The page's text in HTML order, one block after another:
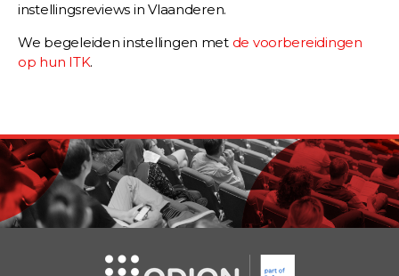
instellingsreviews in Vlaanderen.
We begeleiden instellingen met de voorbereidingen
op hun ITK.